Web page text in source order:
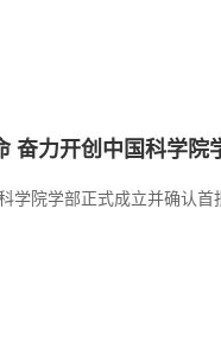
奋力开创中国科学院
学院学部正式成立并确认